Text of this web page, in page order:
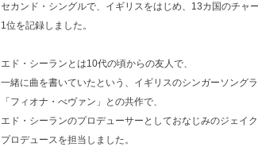
セカンド・シングルで、イギリスをはじめ、13カ国のチャ
1位を記録しました。
エド・シーランとは10代の頃からの友人で、
一緒に曲を書いていたという、イギリスのシンガーソング
「フィオナ・べヴァン」との共作で、
エド・シーランのプロデューサーとしておなじみのジェイ
プロデュースを担当しました。